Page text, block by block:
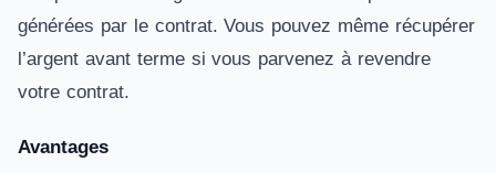
générées par le contrat. Vous pouvez même récupérer
l’argent avant terme si vous parvenez à revendre
votre contrat.
Avantages